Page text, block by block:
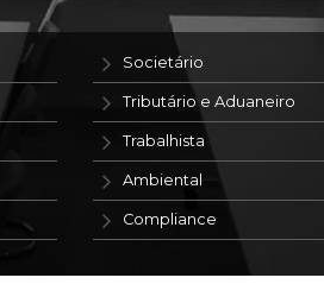
Societário
Tributário e Aduaneiro
Trabalhista
Ambiental
Compliance